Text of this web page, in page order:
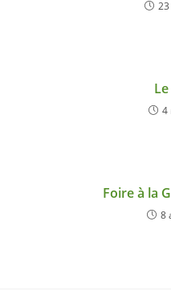
4
Foire à la
8